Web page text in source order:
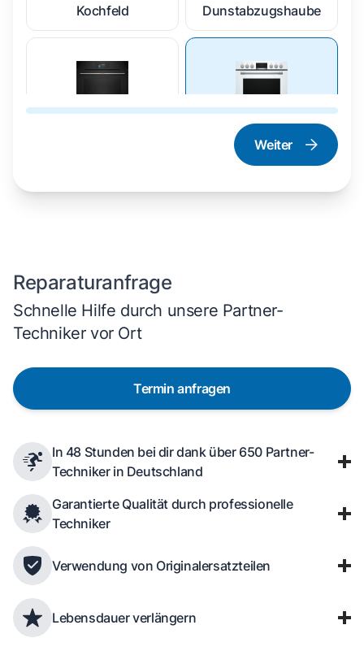
Kochfeld Dunstabzugshaube
Herd und Backofen
Weiter
Reparaturanfrage
Schnelle Hilfe durch unsere Partner-
Techniker vor Ort
Termin anfragen
In 48 Stunden bei dir dank über 650 Partner-
Techniker in Deutschland
Garantierte Qualität durch professionelle
Techniker
Verwendung von Originalersatzteilen
Lebensdauer verlängern